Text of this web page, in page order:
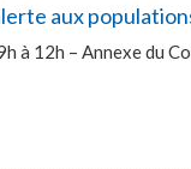
aux
à 12h – Annexe du